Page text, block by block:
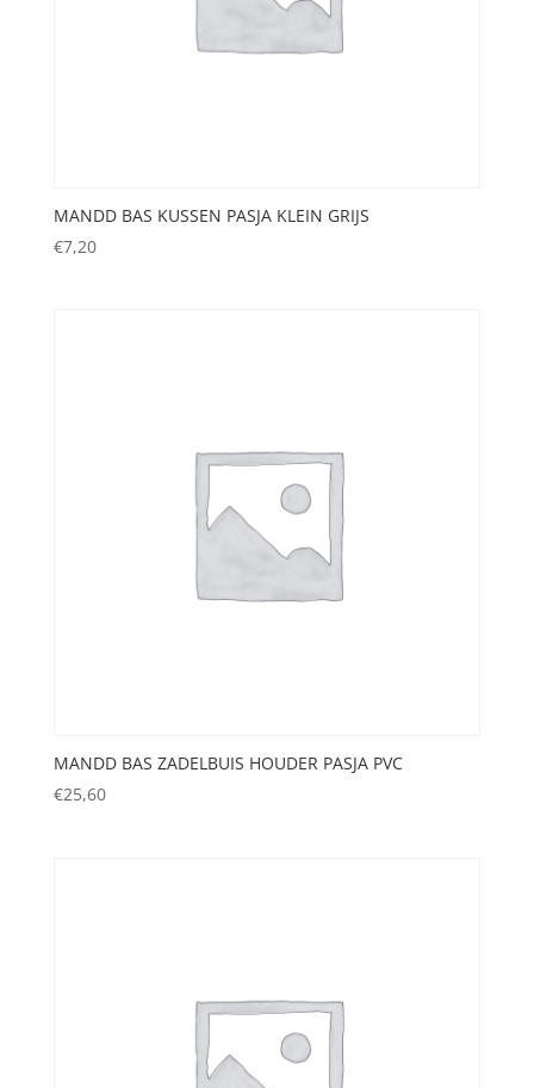
MANDD BAS KUSSEN PASJA KLEIN GRIJS
€7,20
MANDD BAS ZADELBUIS HOUDER PASJA PVC
€25,60